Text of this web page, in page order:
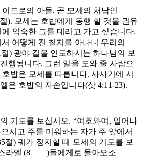
드로의 아들, 곧 모세의 처남인
). 모세는 호밥에게 동행 할 것을 권유
익숙한 그를 데리고 가고 싶습니다.
어떻게 진 칠지를 아나니 우리의
) 광야 길을 인도하시는 하나님의 보
행됩니다. 그런 일을 도와 줄 사람으
밥은 모세를 따릅니다. 사사기에 시
은 호밥의 자손입니다(삿 4:11-23).
기도를 보십시오. “여호와여, 일어나
시고 주를 미워하는 자가 주 앞에서
절) 궤가 정지할 때 모세의 기도를 보
라엘 (8____)들에게로 돌아오소